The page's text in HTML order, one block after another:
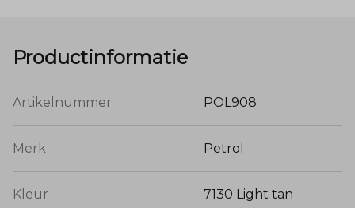
Productinformatie
Artikelnummer POL908
Merk Petrol
Kleur 7130 Light tan